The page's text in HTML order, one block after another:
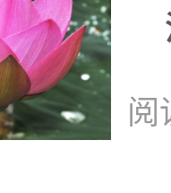
阅